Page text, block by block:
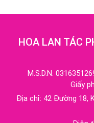
HOA LAN TÁC
M.S.D.N:
Giấy
Địa chỉ: 42 Đường 18,